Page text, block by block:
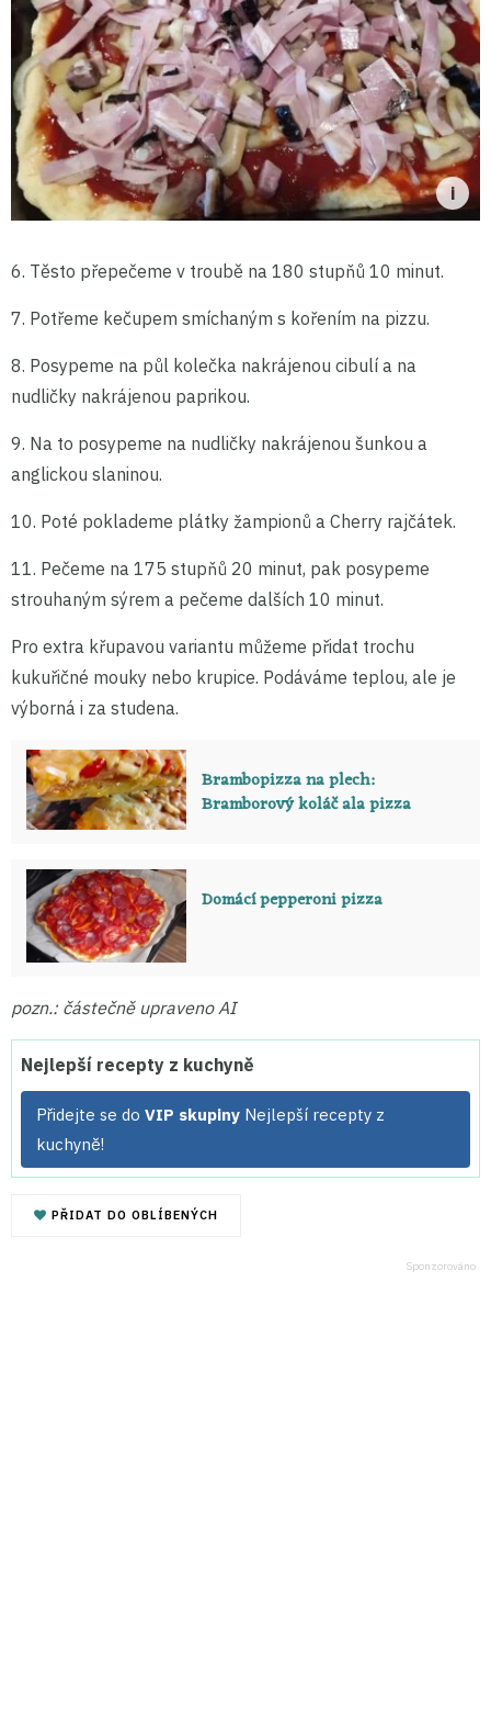
6. Těsto přepečeme v troubě na 180 stupňů 10 minut.
7. Potřeme kečupem smíchaným s kořením na pizzu.
8. Posypeme na půl kolečka nakrájenou cibulí a na
nudličky nakrájenou paprikou.
9. Na to posypeme na nudličky nakrájenou šunkou a
anglickou slaninou.
10. Poté poklademe plátky žampionů a Cherry rajčátek.
11. Pečeme na 175 stupňů 20 minut, pak posypeme
strouhaným sýrem a pečeme dalších 10 minut.
Pro extra křupavou variantu můžeme přidat trochu
kukuřičné mouky nebo krupice. Podáváme teplou, ale je
výborná i za studena.
Brambopizza na plech:
Bramborový koláč ala pizza
Domácí pepperoni pizza
pozn.: částečně upraveno AI
Nejlepší recepty z kuchyně
Přidejte se do VIP skupiny Nejlepší recepty z
kuchyně!
PŘIDAT DO OBLÍBENÝCH